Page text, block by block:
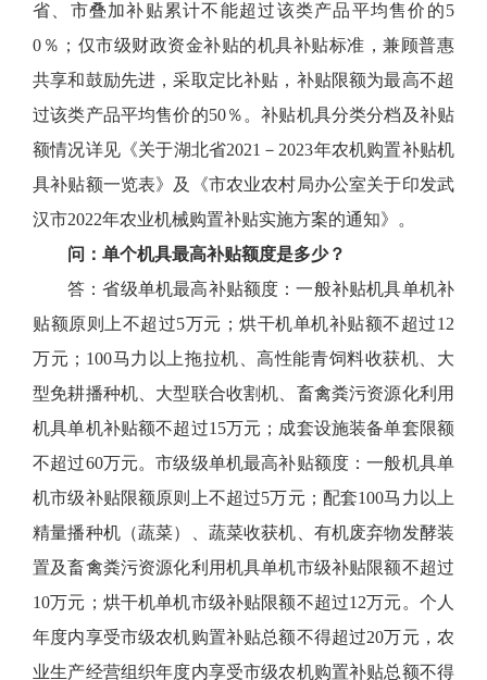
省、市叠加补贴累计不能超过该类产品平均售价的5
0％；仅市级财政资金补贴的机具补贴标准，兼顾普惠
共享和鼓励先进，采取定比补贴，补贴限额为最高不超
过该类产品平均售价的50％。补贴机具分类分档及补贴
额情况详见《关于湖北省2021－2023年农机购置补贴机
具补贴额一览表》及《市农业农村局办公室关于印发武
汉市2022年农业机械购置补贴实施方案的通知》。
问：单个机具最高补贴额度是多少？
答：省级单机最高补贴额度：一般补贴机具单机补
贴额原则上不超过5万元；烘干机单机补贴额不超过12
万元；100马力以上拖拉机、高性能青饲料收获机、大
型免耕播种机、大型联合收割机、畜禽粪污资源化利用
机具单机补贴额不超过15万元；成套设施装备单套限额
不超过60万元。市级级单机最高补贴额度：一般机具单
机市级补贴限额原则上不超过5万元；配套100马力以上
精量播种机（蔬菜）、蔬菜收获机、有机废弃物发酵装
置及畜禽粪污资源化利用机具单机市级补贴限额不超过
10万元；烘干机单机市级补贴限额不超过12万元。个人
年度内享受市级农机购置补贴总额不得超过20万元，农
业生产经营组织年度内享受市级农机购置补贴总额不得